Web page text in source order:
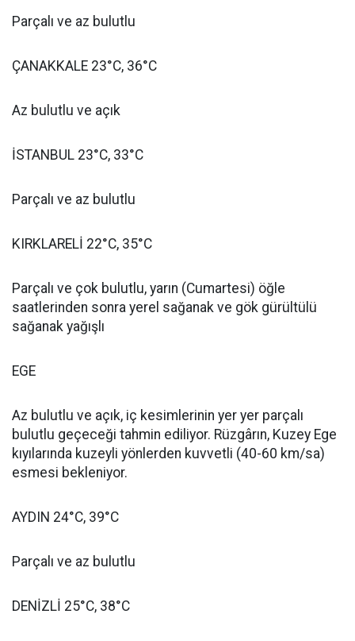
Parçalı ve az bulutlu
ÇANAKKALE 23°C, 36°C
Az bulutlu ve açık
İSTANBUL 23°C, 33°C
Parçalı ve az bulutlu
KIRKLARELİ 22°C, 35°C
Parçalı ve çok bulutlu, yarın (Cumartesi) öğle
saatlerinden sonra yerel sağanak ve gök gürültülü
sağanak yağışlı
EGE
Az bulutlu ve açık, iç kesimlerinin yer yer parçalı
bulutlu geçeceği tahmin ediliyor. Rüzgârın, Kuzey Ege
kıyılarında kuzeyli yönlerden kuvvetli (40-60 km/sa)
esmesi bekleniyor.
AYDIN 24°C, 39°C
Parçalı ve az bulutlu
DENİZLİ 25°C, 38°C